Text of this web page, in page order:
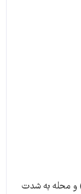
و محله به شدت